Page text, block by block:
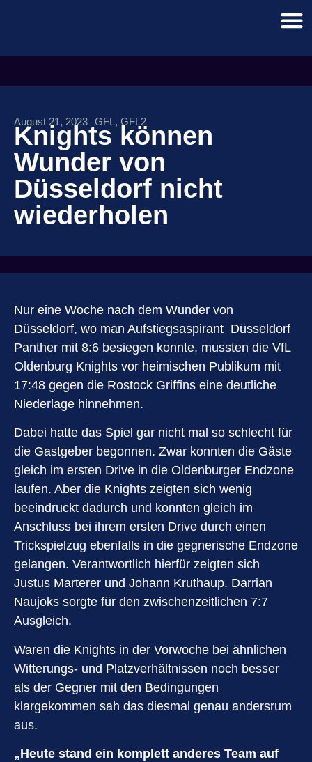
August 21, 2023 GFL , GFL2
Knights können
Wunder von
Düsseldorf nicht
wiederholen
Nur eine Woche nach dem Wunder von
Düsseldorf, wo man Aufstiegsaspirant Düsseldorf
Panther mit 8:6 besiegen konnte, mussten die VfL
Oldenburg Knights vor heimischen Publikum mit
17:48 gegen die Rostock Griffins eine deutliche
Niederlage hinnehmen.
Dabei hatte das Spiel gar nicht mal so schlecht für
die Gastgeber begonnen. Zwar konnten die Gäste
gleich im ersten Drive in die Oldenburger Endzone
laufen. Aber die Knights zeigten sich wenig
beeindruckt dadurch und konnten gleich im
Anschluss bei ihrem ersten Drive durch einen
Trickspielzug ebenfalls in die gegnerische Endzone
gelangen. Verantwortlich hierfür zeigten sich
Justus Marterer und Johann Kruthaup. Darrian
Naujoks sorgte für den zwischenzeitlichen 7:7
Ausgleich.
Waren die Knights in der Vorwoche bei ähnlichen
Witterungs- und Platzverhältnissen noch besser
als der Gegner mit den Bedingungen
klargekommen sah das diesmal genau andersrum
aus.
„Heute stand ein komplett anderes Team auf